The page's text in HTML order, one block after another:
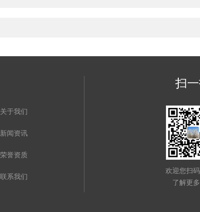
关于我们
新闻资讯
荣誉资质
联系我们
扫
欢迎您扫
了解更